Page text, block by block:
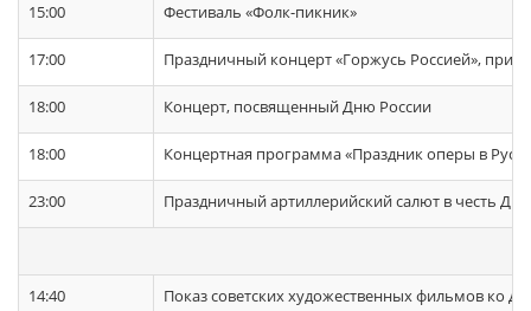
15:00 Фестиваль «Фолк-пикник»
17:00 Праздничный концерт «Горжусь Россией»,
18:00 Концерт, посвященный Дню России
18:00 Концертная программа «Праздник оперы в
23:00 Праздничный артиллерийский салют в честь
14:40 Показ советских художественных фильмов ко